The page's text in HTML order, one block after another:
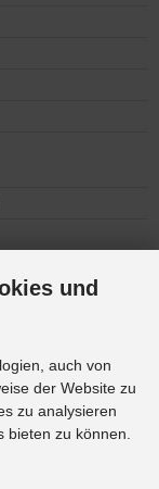
und
auch von
der Website zu
zu analysieren
bieten zu können.